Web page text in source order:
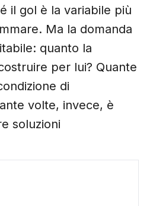
il gol è la variabile più
Ma la domanda
quanto la
per lui? Quante
di
volte, invece, è
soluzioni